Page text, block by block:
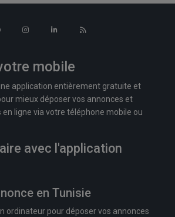
mobile
application entièrement gratuite et
mieux déposer vos annonces et
ligne via votre téléphone mobile ou
avec l'application
en Tunisie
ordinateur pour déposer vos annonces